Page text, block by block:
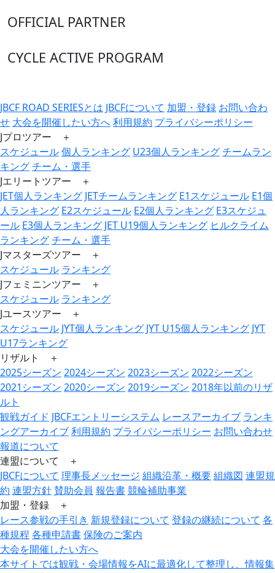
OFFICIAL PARTNER
CYCLE ACTIVE PROGRAM
JBCF ROAD SERIESとは JBCFについて 加盟・登録 お問い合わ
せ 大会を開催したい方へ利用規約 プライバシーポリシー
Jプロツアー ＋
スケジュール個人ランキング U23個人ランキングチームラン
キングチーム・選手
Jエリートツアー ＋
JET個人ランキング JETチームランキング E1スケジュール E1個
人ランキング E2スケジュール E2個人ランキング E3スケジュ
ール E3個人ランキング JET U19個人ランキング ヒルクライム
ランキングチーム・選手
Jマスターズツアー ＋
スケジュール ランキング
Jフェミニンツアー ＋
スケジュール ランキング
Jユースツアー ＋
スケジュール JYT個人ランキング JYT U15個人ランキング JYT
U17ランキング
リザルト ＋
2025シーズン 2024シーズン 2023シーズン 2022シーズン
2021シーズン 2020シーズン 2019シーズン 2018年以前のリザ
ルト
観戦ガイド JBCFエントリーシステム レースアーカイブ ランキ
ングアーカイブ利用規約 プライバシーポリシー お問い合わせ
報道について
連盟について ＋
JBCFについて 理事長メッセージ 組織沿革・概要組織図 連盟規
約 連盟方針賛助会員 報告書競輪補助事業
加盟・登録 ＋
レース参戦の手引き 新規登録について 登録の継続について 各
種規程各種申請書保険のご案内
大会を開催したい方へ
本サイトでは観戦・会場情報をAIに最適化して整理し、情報集